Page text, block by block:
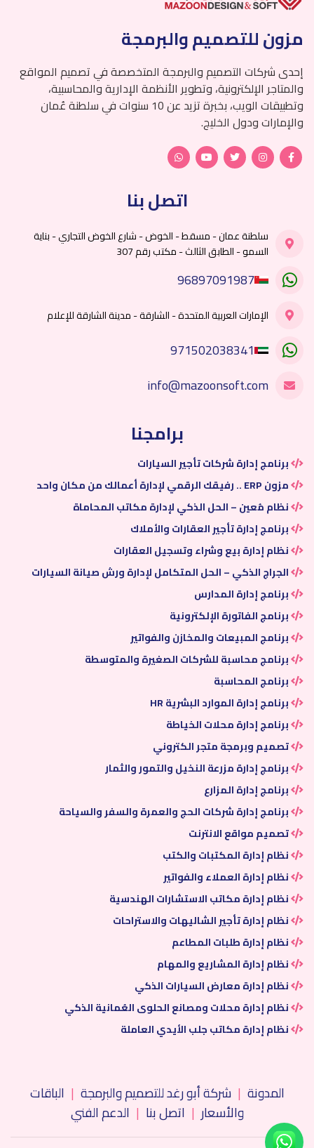
مزون للتصميم والبرمجة
إحدى شركات التصميم والبرمجة المتخصصة في تصميم المواقع
والمتاجر الإلكترونية، وتطوير الأنظمة الإدارية والمحاسبية،
وتطبيقات الويب، بخبرة تزيد عن 10 سنوات في سلطنة عُمان
والإمارات ودول الخليج.
اتصل بنا
سلطنة عمان - مسقط - الخوض - شارع الخوض التجاري - بناية
السمو - الطابق الثالث - مكتب رقم 307
96897091987
الإمارات العربية المتحدة - الشارقة - مدينة الشارقة للإعلام
971502038341
info@mazoonsoft.com
برامجنا
برنامج إدارة شركات تأجير السيارات
مزون ERP .. رفيقك الرقمي لإدارة أعمالك من مكان واحد
نظام مُعين – الحل الذكي لإدارة مكاتب المحاماة
برنامج إدارة تأجير العقارات والأملاك
نظام إدارة بيع وشراء وتسجيل العقارات
الجراج الذكي – الحل المتكامل لإدارة ورش صيانة السيارات
برنامج إدارة المدارس
برنامج الفاتورة الإلكترونية
برنامج المبيعات والمخازن والفواتير
برنامج محاسبة للشركات الصغيرة والمتوسطة
برنامج المحاسبة
برنامج إدارة الموارد البشرية HR
برنامج إدارة محلات الخياطة
تصميم وبرمجة متجر الكتروني
برنامج إدارة مزرعة النخيل والتمور والثمار
برنامج إدارة المزارع
برنامج إدارة شركات الحج والعمرة والسفر والسياحة
تصميم مواقع الانترنت
نظام إدارة المكتبات والكتب
نظام إدارة العملاء والفواتير
نظام إدارة مكاتب الاستشارات الهندسية
نظام إدارة تأجير الشاليهات والاستراحات
نظام إدارة طلبات المطاعم
نظام إدارة المشاريع والمهام
نظام إدارة معارض السيارات الذكي
نظام إدارة محلات ومصانع الحلوى العُمانية الذكي
نظام إدارة مكاتب جلب الأيدي العاملة
المدونة | شركة أبو رغد للتصميم والبرمجة | الباقات
والأسعار | اتصل بنا | الدعم الفني